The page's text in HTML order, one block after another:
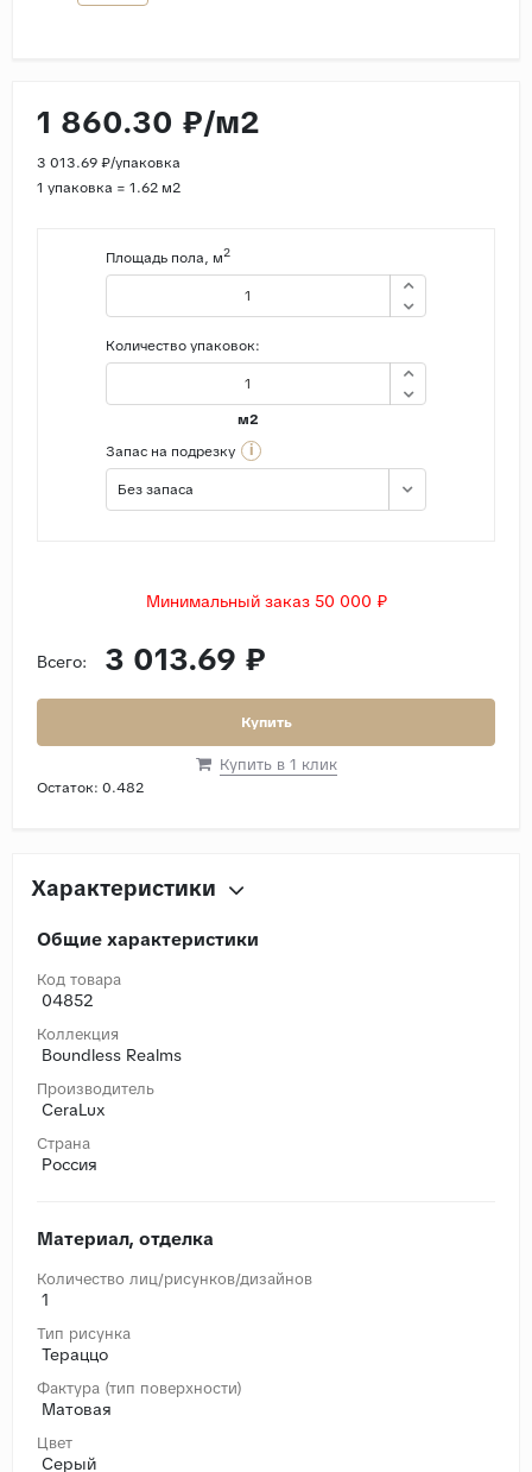
1 860.30 ₽/м2
3 013.69 ₽/упаковка
1 упаковка = 1.62 м2
Площадь пола, м2
Количество упаковок:
м2
Запас на подрезку
i
Без запаса
Минимальный заказ 50 000 ₽
Всего: 3 013.69 ₽
Купить
Купить в 1 клик
Остаток: 0.482
Характеристики
Общие характеристики
Код товара
04852
Коллекция
Boundless Realms
Производитель
CeraLux
Страна
Россия
Материал, отделка
Количество лиц/рисунков/дизайнов
1
Тип рисунка
Тераццо
Фактура (тип поверхности)
Матовая
Цвет
Серый